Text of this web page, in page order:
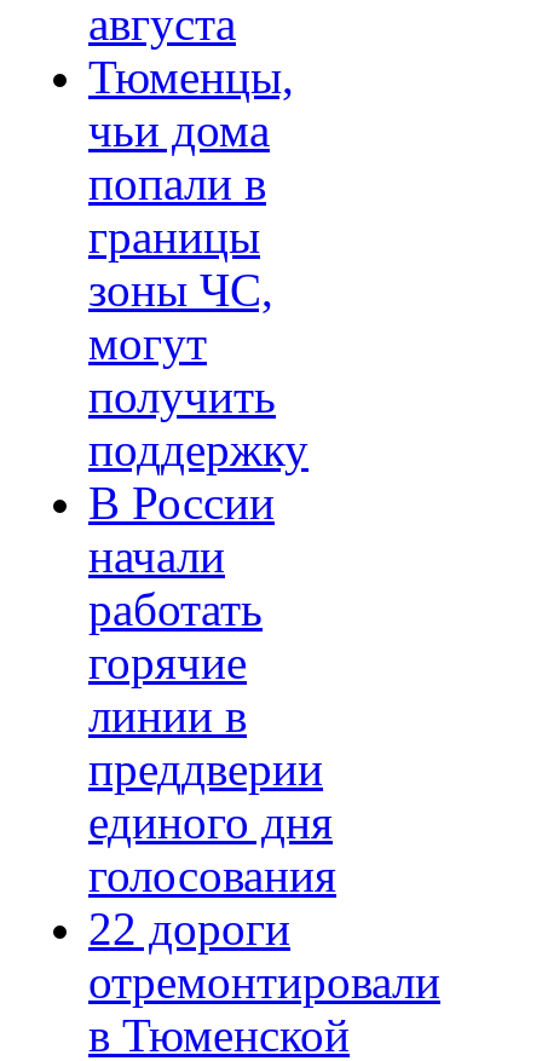
августа
Тюменцы,
чьи дома
попали в
границы
зоны ЧС,
могут
получить
поддержку
В России
начали
работать
горячие
линии в
преддверии
единого дня
голосования
22 дороги
отремонтировали
в Тюменской